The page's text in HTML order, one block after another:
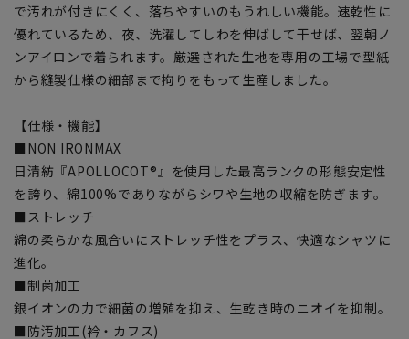
で汚れが付きにくく、落ちやすいのもうれしい機能。速乾性に
優れているため、夜、洗濯してしわを伸ばして干せば、翌朝ノ
ンアイロンで着られます。厳選された生地を専用の工場で型紙
から縫製仕様の細部まで拘りをもって生産しました。
【仕様・機能】
■NON IRONMAX
日清紡『APOLLOCOT®』を使用した最高ランクの形態安定性
を誇り、綿100%でありながらシワや生地の収縮を防ぎます。
■ストレッチ
綿の柔らかな風合いにストレッチ性をプラス、快適なシャツに
進化。
■制菌加工
銀イオンの力で細菌の増殖を抑え、生乾き時のニオイを抑制。
■防汚加工(衿・カフス)